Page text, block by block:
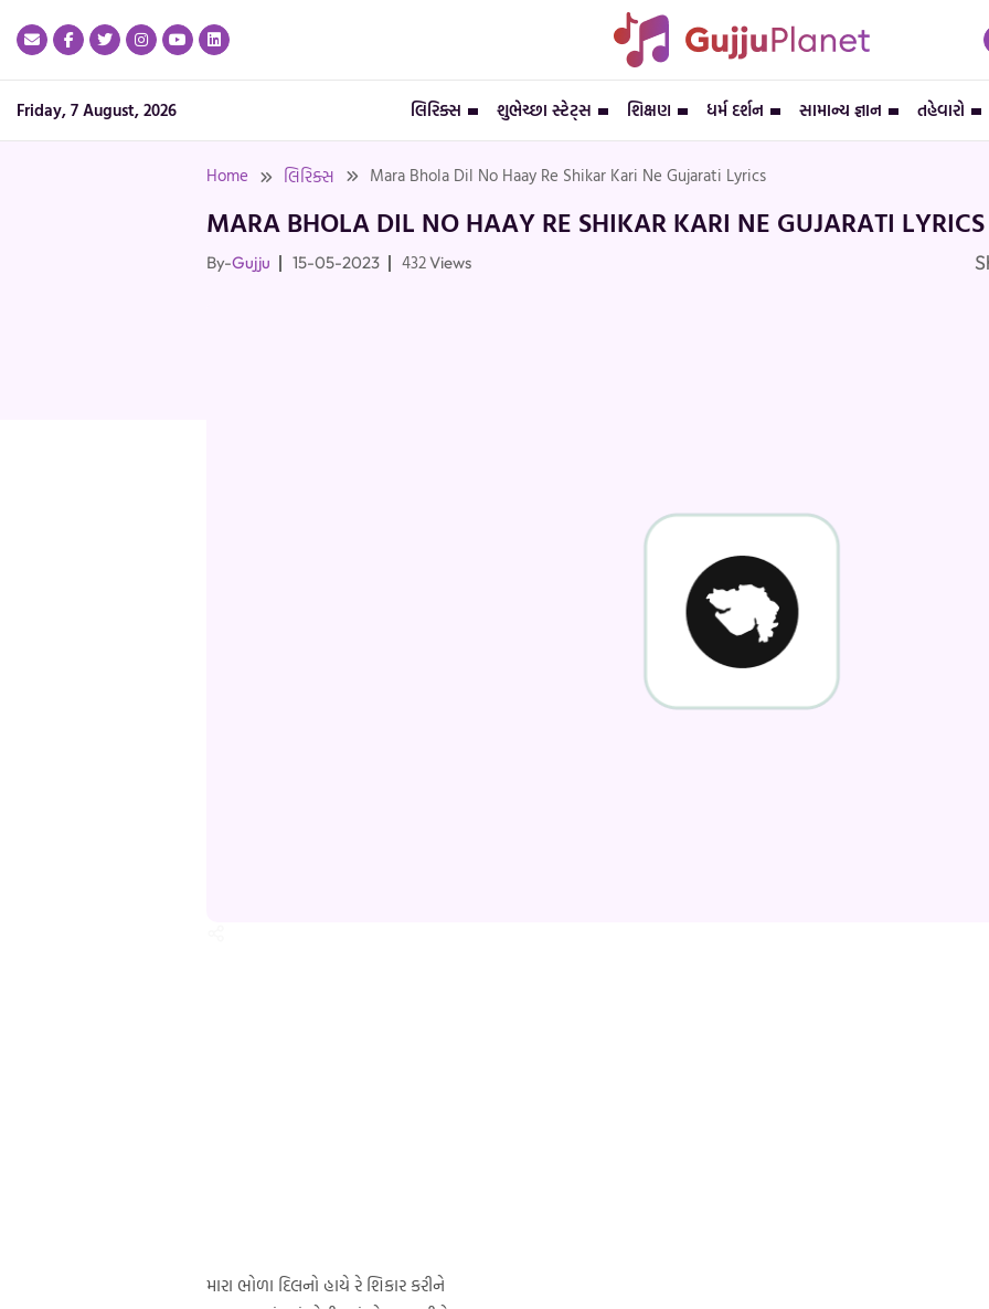
Friday, 7 August, 2026 લિરિક્સ શુભેચ્છા સ્ટેટ્સ શિક્ષણ ધર્મ દર્શન સામાન્ય જ્ઞાન તહેવારો
Home લિરિક્સ Mara Bhola Dil No Haay Re Shikar Kari Ne Gujarati Lyrics
MARA BHOLA DIL NO HAAY RE SHIKAR KARI NE GUJARATI LYRICS
By-Gujju 15-05-2023 432Views
મારા ભોળા દિલનો હાયે રે શિકાર કરીને